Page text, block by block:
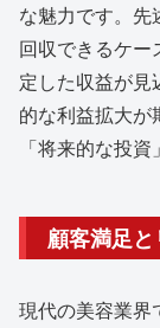
な魅力です。先
回収できるケ
定した収益が
的な利益拡大が
「将来的な投
顧客満足
現代の美容業界